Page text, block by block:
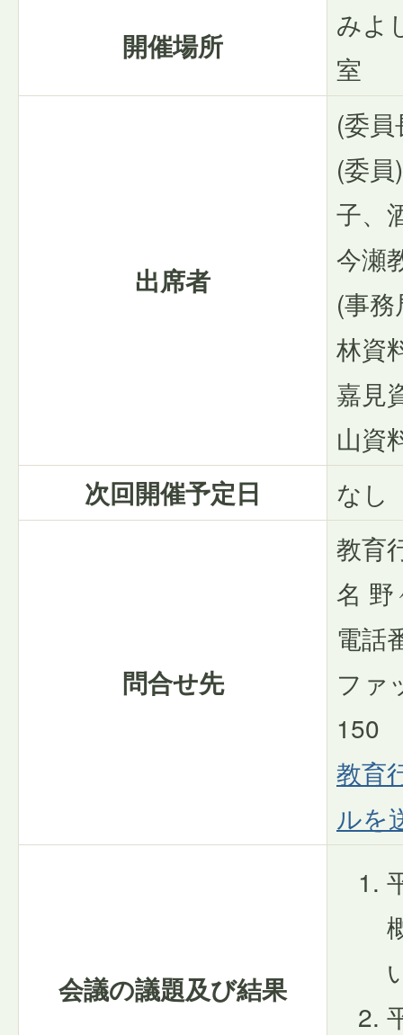
開催場所
みよ
室
出席者
(委
(委
子、
今瀬
(事務
林資
嘉見
山資
次回開催予定日 なし
問合せ先
教育
名 野
電話
ファ
150
教育
ルを
会議の議題及び結果